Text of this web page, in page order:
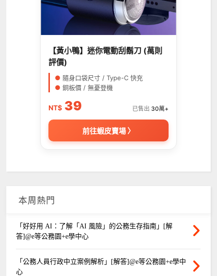
【黃小鴨】迷你電動刮鬍刀 (萬則
評價)
● 隨身口袋尺寸 / Type-C 快充
● 銅板價 / 無憂登機
NT$ 39 已售出 30萬+
前往蝦皮賣場 〉
本周熱門
「好好用 AI：了解「AI 風險」的公務生存指南」[解
答]@e等公務園+e學中心
「公務人員行政中立案例解析」[解答]@e等公務園+e學中
心